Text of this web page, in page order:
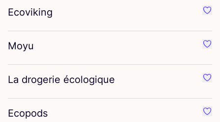
Ecoviking
Moyu
La drogerie écologique
Ecopods